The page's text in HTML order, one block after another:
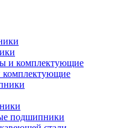
и комплектующие
комплектующие
подшипники